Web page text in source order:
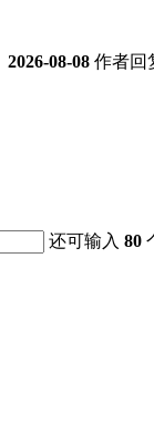
2026-08-08 作者回
还可输入80